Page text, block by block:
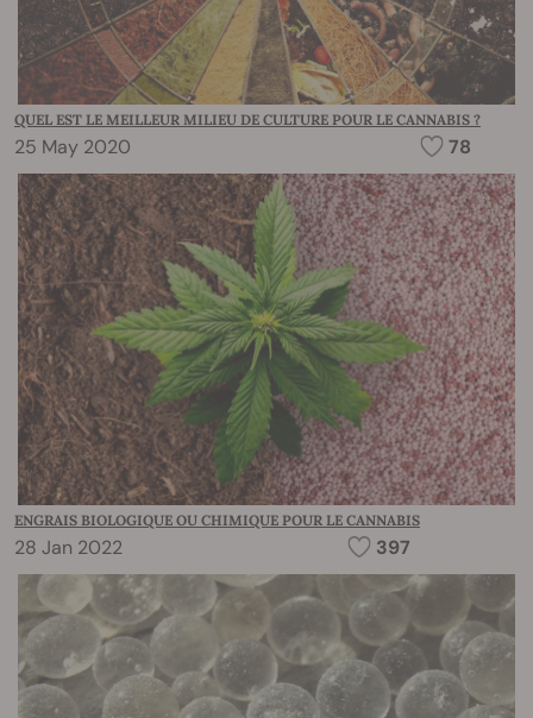
QUEL EST LE MEILLEUR MILIEU DE CULTURE POUR LE CANNABIS ?
25 May 2020 78
ENGRAIS BIOLOGIQUE OU CHIMIQUE POUR LE CANNABIS
28 Jan 2022 397